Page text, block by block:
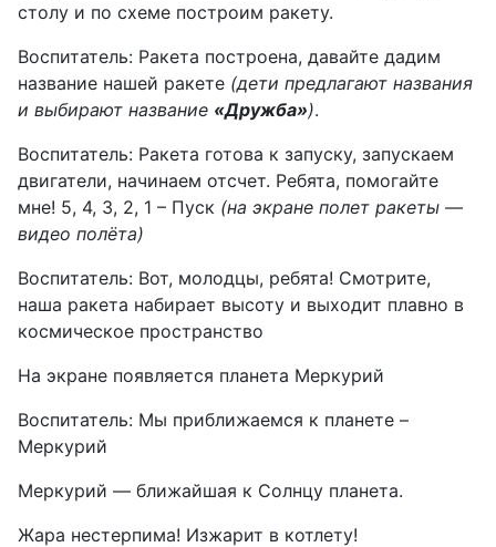
столу и по схеме построим ракету.
Воспитатель: Ракета построена, давайте дадим
название нашей ракете (дети предлагают названия
и выбирают название «Дружба»).
Воспитатель: Ракета готова к запуску, запускаем
двигатели, начинаем отсчет. Ребята, помогайте
мне! 5, 4, 3, 2, 1 – Пуск (на экране полет ракеты —
видео полёта)
Воспитатель: Вот, молодцы, ребята! Смотрите,
наша ракета набирает высоту и выходит плавно в
космическое пространство
На экране появляется планета Меркурий
Воспитатель: Мы приближаемся к планете –
Меркурий
Меркурий — ближайшая к Солнцу планета.
Жара нестерпима! Изжарит в котлету!